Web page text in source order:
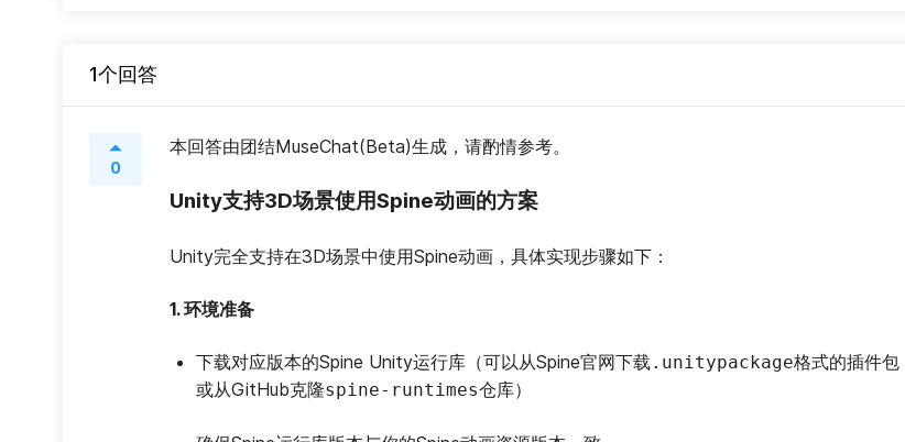
1个回答
0
本回答由团结MuseChat(Beta)生成，请酌情参考。
Unity支持3D场景使用Spine动画的方案
Unity完全支持在3D场景中使用Spine动画，具体实现步骤如下：
1. 环境准备
下载对应版本的Spine Unity运行库（可以从Spine官网下载 .unitypackage格式的插件包
或从GitHub克隆spine-runtimes仓库）